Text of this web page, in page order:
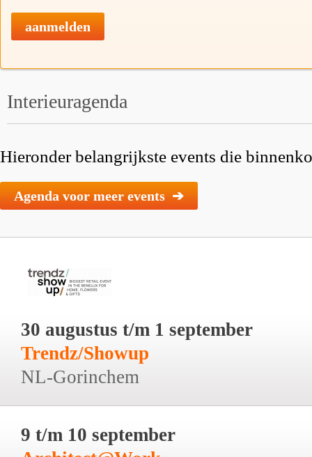
aanmelden
Interieuragenda
Hieronder belangrijkste events die
Agenda voor meer events ➔
30 augustus t/m 1 september
Trendz/Showup
NL-Gorinchem
9 t/m 10 september